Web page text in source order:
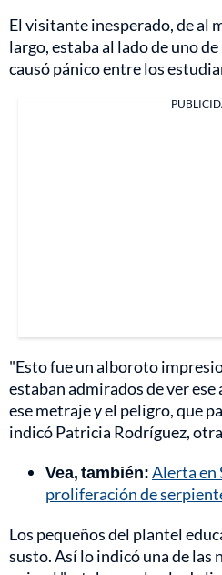
El visitante inesperado, de al
largo, estaba al lado de uno
causó pánico entre los
"Esto fue un alboroto
estaban admirados de ver
ese metraje y el peligro, que
indicó Patricia Rodríguez,
Vea, también:Alerta en
proliferación de
Los pequeños del plantel
susto. Así lo indicó una de las